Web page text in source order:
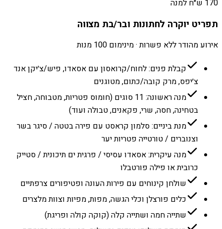
170 ש״ח למנה
תפריט יוקרה לחתונות ובר/בת מצווה
אירוע מהודר ללא פשרות · מינימום 100 מנות
קבלת פנים: לחוח/קרואסון עם אסאדו, פיש/צ׳יקן אנד
צ׳יפס, מרק קובה/כתום, מטוגנים
מנה ראשונה: 11 סוגים (חומוס פטריות, מטבוחה, חציל
בטחינה, חסה, שרי, פקאנים, טבולה ועוד)
מנת ביניים: סלמון קראסט עם פירה בטטה / סיגר בשר
וצנוברים / טורטייה פטריות יער
מנה עיקרית: אסאדו עסיסי / פרגית ים תיכונית / סטייק
כרובית או פילה פורטבלו
שולחן קינוחים עם פירות העונה ופטיפורים צרפתיים
כלים פורצלן וכלי הגשה, מפות, מפיות וצוות מלצרים
שתייה חמה ושתייה קלה (קוקה קולה ופריגת)